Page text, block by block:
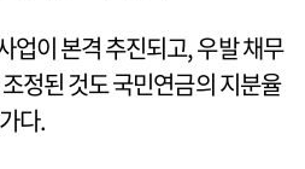
업이 본격 추진되고, 우발 채무
정된 것도 국민연금의 지분율
다.